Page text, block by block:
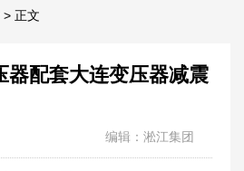
> 正文
器配套大连变压器减震
编辑：淞江集团